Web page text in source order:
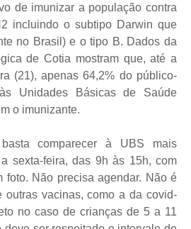
de imunizar a população contra
incluindo o subtipo Darwin que
no Brasil) e o tipo B. Dados da
de Cotia mostram que, até a
(21), apenas 64,2% do público-
Unidades Básicas de Saúde
o imunizante.
comparecer à UBS mais
sexta-feira, das 9h às 15h, com
foto. Não precisa agendar. Não é
outras vacinas, como a da covid-
no caso de crianças de 5 a 11